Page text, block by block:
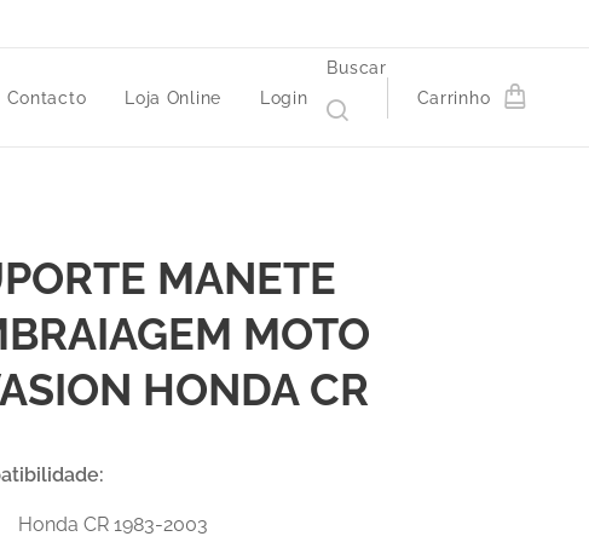
Contacto Loja Online Login
Buscar
Carrinho
MANETE
MOTO
HONDA CR
:
Honda CR 1983-2003